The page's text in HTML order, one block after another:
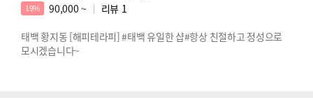
19% 90,000 ~ 리뷰 1
태백 황지동 [해피테라피] #태백 유일한 샵#항상 친절하고 정성으로
모시겠습니다~